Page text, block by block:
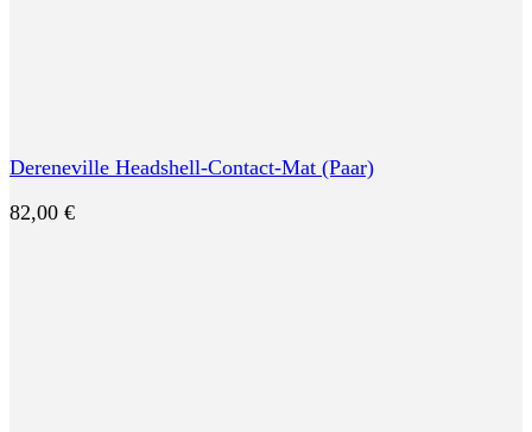
Dereneville Headshell-Contact-Mat (Paar)
82,00 €